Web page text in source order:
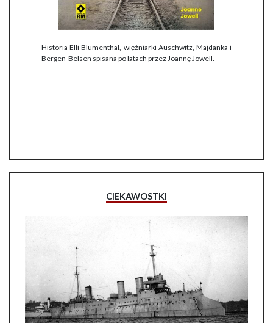
Historia Elli Blumenthal, więźniarki Auschwitz, Majdanka i
Bergen-Belsen spisana po latach przez Joannę Jowell.
CIEKAWOSTKI